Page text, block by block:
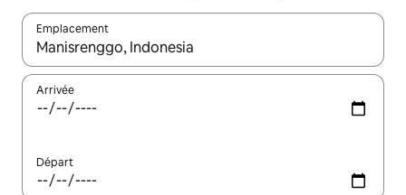
Emplacement
Quand les résultats sont affichés, parcourez-les en utilisant
Arrivée
Départ